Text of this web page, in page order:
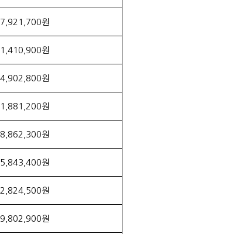
원
원
원
원
원
원
원
원